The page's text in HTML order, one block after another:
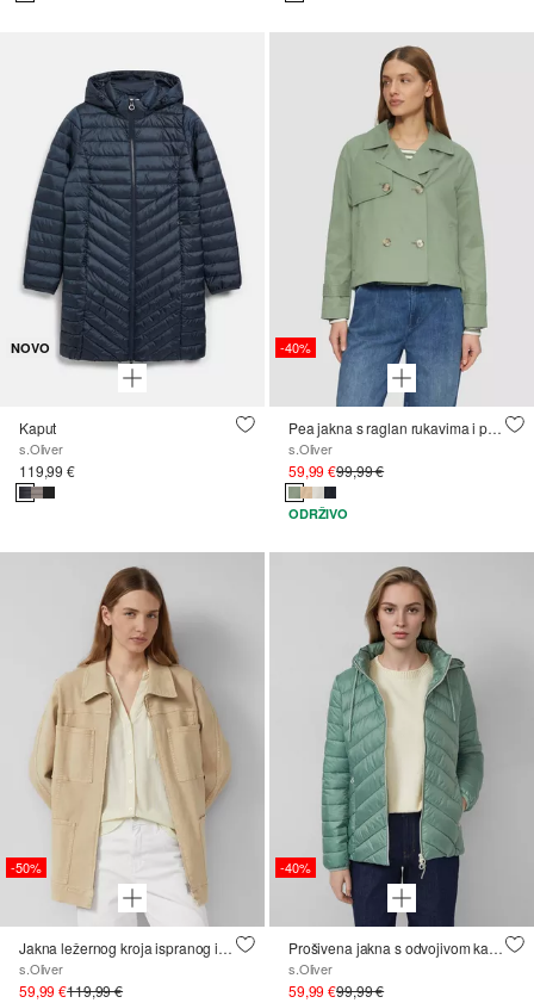
NOVO
Kaput
s.Oliver
119,99 €
-40%
Pea jakna s raglan rukavima i prugastom podstavom
s.Oliver
59,99 €99,99 €
ODRŽIVO
-50%
Jakna ležernog kroja ispranog izgleda
s.Oliver
59,99 €119,99 €
-40%
Prošivena jakna s odvojivom kapuljačom u uskom kroju
s.Oliver
59,99 €99,99 €